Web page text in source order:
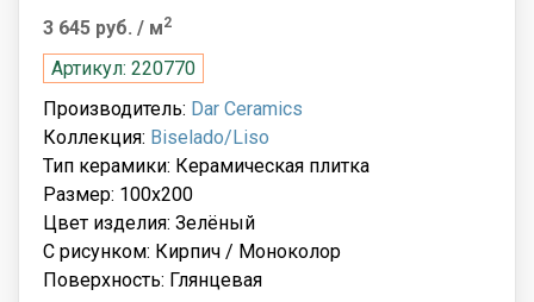
3 645 руб. / м2
Артикул: 220770
Производитель: Dar Ceramics
Коллекция: Biselado/Liso
Тип керамики: Керамическая плитка
Размер: 100x200
Цвет изделия: Зелёный
С рисунком: Кирпич / Моноколор
Поверхность: Глянцевая